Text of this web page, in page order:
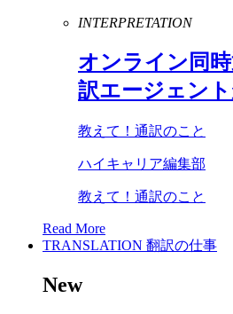
INTERPRETATION
オンライン同
訳エージェン
教えて！通訳のこと
ハイキャリア編集部
教えて！通訳のこと
Read More
TRANSLATION 翻訳の仕事
New